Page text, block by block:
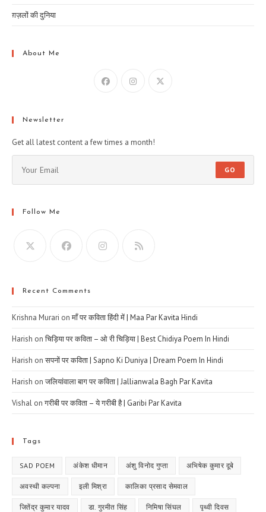
ग़ज़लों की दुनिया
About Me
Newsletter
Get all latest content a few times a month!
GO
Follow Me
Recent Comments
Krishna Murari onमाँ पर कविता हिंदी में | Maa Par Kavita Hindi
Harish onचिड़िया पर कविता – ओ री चिड़िया | Best Chidiya Poem In Hindi
Harish onसपनों पर कविता | Sapno Ki Duniya | Dream Poem In Hindi
Harish onजलियांवाला बाग पर कविता | Jallianwala Bagh Par Kavita
Vishal onगरीबी पर कविता – ये गरीबी है | Garibi Par Kavita
Tags
SAD POEM अंकेश धीमान अंशु विनोद गुप्ता अभिषेक कुमार दूबे
अवस्थी कल्पना इली मिश्रा कालिका प्रसाद सेमवाल
जितेंद्र कुमार यादव डा. गुरमीत सिंह निमिषा सिंघल पृथ्वी दिवस